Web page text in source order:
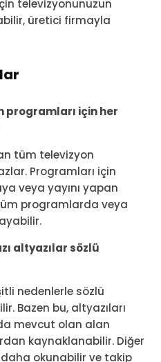
televizyonunuzun
üretici firmayla
programları için her
tüm televizyon
Programları için
veya yayını yapan
programlarda veya
altyazılar sözlü
nedenlerle sözlü
Bazen bu, altyazıları
mevcut olan alan
kaynaklanabilir. Diğer
okunabilir ve takip